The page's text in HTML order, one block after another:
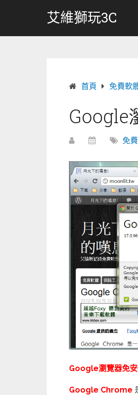
艾維獅玩3C
首頁 免費軟
Google
免
Google瀏覽器免
Google Chrome